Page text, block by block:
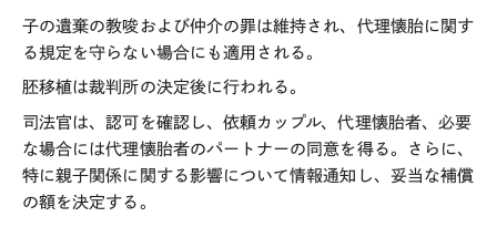
子の遺棄の教唆および仲介の罪は維持され、代理懐胎に関す
る規定を守らない場合にも適用される。
胚移植は裁判所の決定後に行われる。
司法官は、認可を確認し、依頼カップル、代理懐胎者、必要
な場合には代理懐胎者のパートナーの同意を得る。さらに、
特に親子関係に関する影響について情報通知し、妥当な補償
の額を決定する。